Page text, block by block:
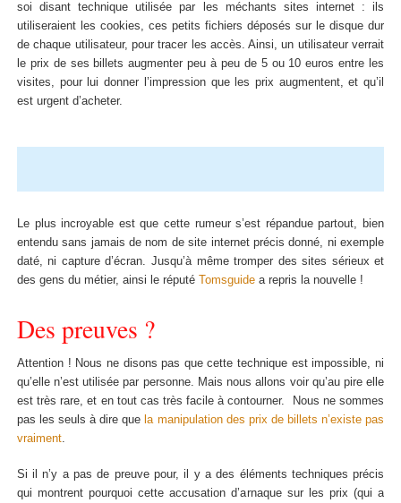
soi disant technique utilisée par les méchants sites internet : ils
utiliseraient les cookies, ces petits fichiers déposés sur le disque dur
de chaque utilisateur, pour tracer les accès. Ainsi, un utilisateur verrait
le prix de ses billets augmenter peu à peu de 5 ou 10 euros entre les
visites, pour lui donner l’impression que les prix augmentent, et qu’il
est urgent d’acheter.
Le plus incroyable est que cette rumeur s’est répandue partout, bien
entendu sans jamais de nom de site internet précis donné, ni exemple
daté, ni capture d’écran. Jusqu’à même tromper des sites sérieux et
des gens du métier, ainsi le réputé
Tomsguide a repris la nouvelle !
Des preuves ?
Attention ! Nous ne disons pas que cette technique est impossible, ni
qu’elle n’est utilisée par personne. Mais nous allons voir qu’au pire elle
est très rare, et en tout cas très facile à contourner. Nous ne sommes
pas les seuls à dire que la manipulation des prix de billets n’existe pas
vraiment.
Si il n’y a pas de preuve pour, il y a des éléments techniques précis
qui montrent pourquoi cette accusation d’arnaque sur les prix (qui a